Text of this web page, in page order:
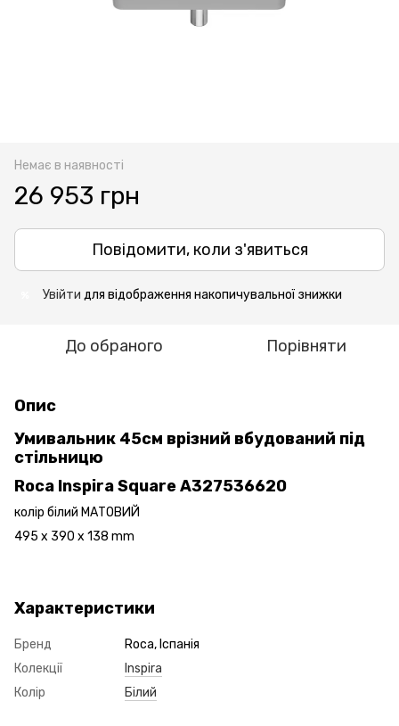
Немає в наявності
26 953 грн
Повідомити, коли з'явиться
Увійти для відображення накопичувальної знижки
До обраного Порівняти
Опис
Умивальник 45см врізний вбудований під
стільницю
Roca Inspira Square A327536620
колір білий МАТОВИЙ
495 x 390 x 138 mm
Характеристики
Бренд
Roca, Іспанія
Колекції
Inspira
Колір
Білий